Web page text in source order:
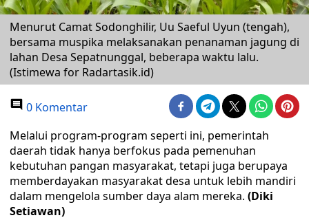
Menurut Camat Sodonghilir, Uu Saeful Uyun (tengah),
bersama muspika melaksanakan penanaman jagung di
lahan Desa Sepatnunggal, beberapa waktu lalu.
(Istimewa for Radartasik.id)
0 Komentar
Melalui program-program seperti ini, pemerintah
daerah tidak hanya berfokus pada pemenuhan
kebutuhan pangan masyarakat, tetapi juga berupaya
memberdayakan masyarakat desa untuk lebih mandiri
dalam mengelola sumber daya alam mereka. (Diki
Setiawan)